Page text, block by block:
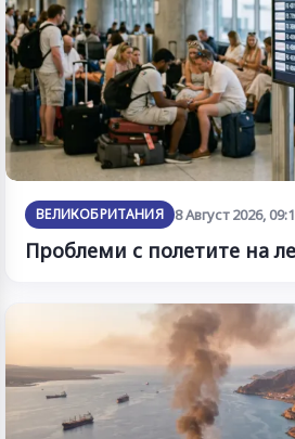
ВЕЛИКОБРИТАНИЯ 8 Август 2026,
Проблеми с полетите на